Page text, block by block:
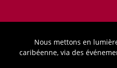
Nous mettons en
caribéenne, via des